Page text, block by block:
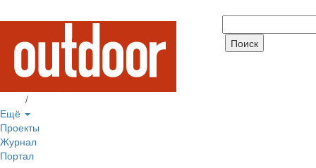
/
Ещё
Проекты
Журнал
Портал